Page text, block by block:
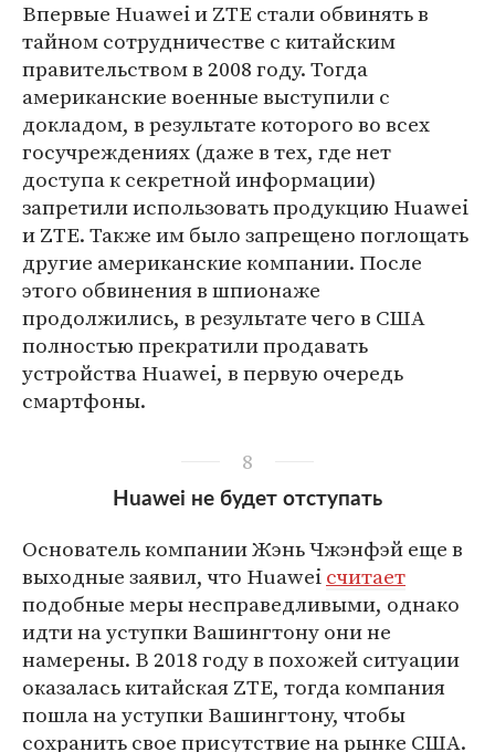
Впервые Huawei и ZTE стали обвинять в
тайном сотрудничестве с китайским
правительством в 2008 году. Тогда
американские военные выступили с
докладом, в результате которого во всех
госучреждениях (даже в тех, где нет
доступа к секретной информации)
запретили использовать продукцию Huawei
и ZTE. Также им было запрещено поглощать
другие американские компании. После
этого обвинения в шпионаже
продолжились, в результате чего в США
полностью прекратили продавать
устройства Huawei, в первую очередь
смартфоны.
8
Huawei не будет отступать
Основатель компании Жэнь Чжэнфэй еще в
выходные заявил, что Huaweiсчитает
подобные меры несправедливыми, однако
идти на уступки Вашингтону они не
намерены. В 2018 году в похожей ситуации
оказалась китайская ZTE, тогда компания
пошла на уступки Вашингтону, чтобы
сохранить свое присутствие на рынке США.